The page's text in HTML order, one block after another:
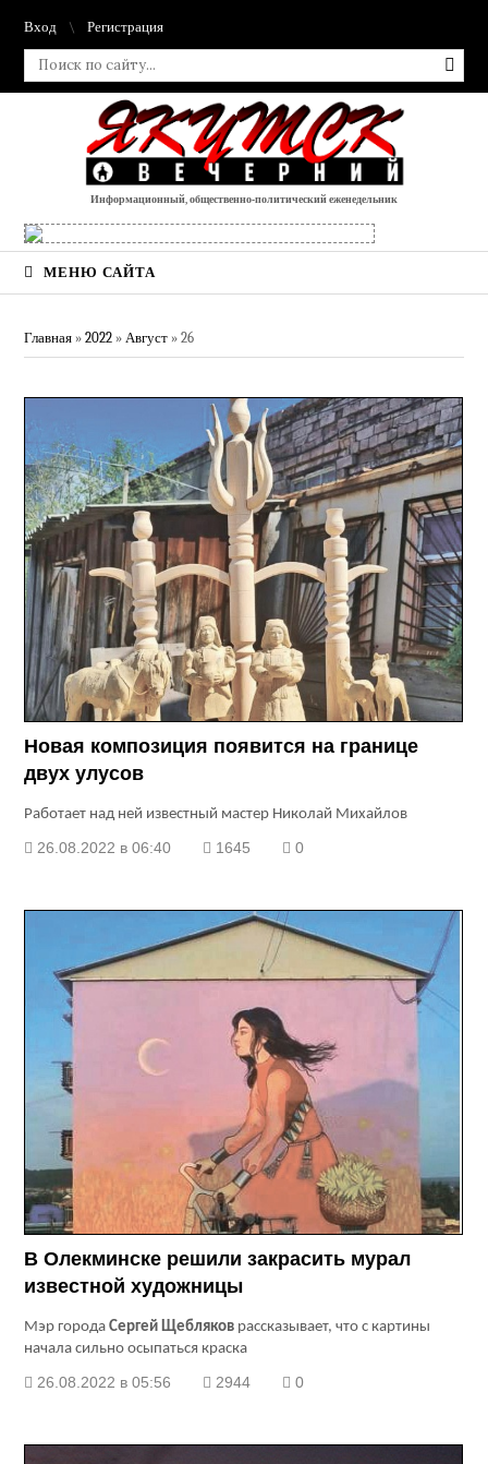
Вход Регистрация
Информационный, общественно-политический еженедельник
МЕНЮ САЙТА
Главная »2022 » Август » 26
Новая композиция появится на границе
двух улусов
Работает над ней известный мастер Николай Михайлов
26.08.2022 в 06:40 1645 0
В Олекминске решили закрасить мурал
известной художницы
Мэр городаСергей Щебляков рассказывает, что с картины
начала сильно осыпаться краска
26.08.2022 в 05:56 2944 0